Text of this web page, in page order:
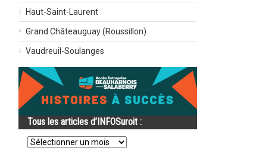
Haut-Saint-Laurent
Grand Châteauguay (Roussillon)
Vaudreuil-Soulanges
Tous les articles d’INFOSuroit :
Tous
les